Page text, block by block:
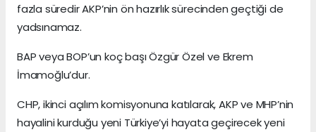
fazla süredir AKP’nin ön hazırlık sürecinden geçtiği de
yadsınamaz.
BAP veya BOP’un koç başı Özgür Özel ve Ekrem
İmamoğlu’dur.
CHP, ikinci açılım komisyonuna katılarak, AKP ve MHP’nin
hayalini kurduğu yeni Türkiye’yi hayata geçirecek yeni